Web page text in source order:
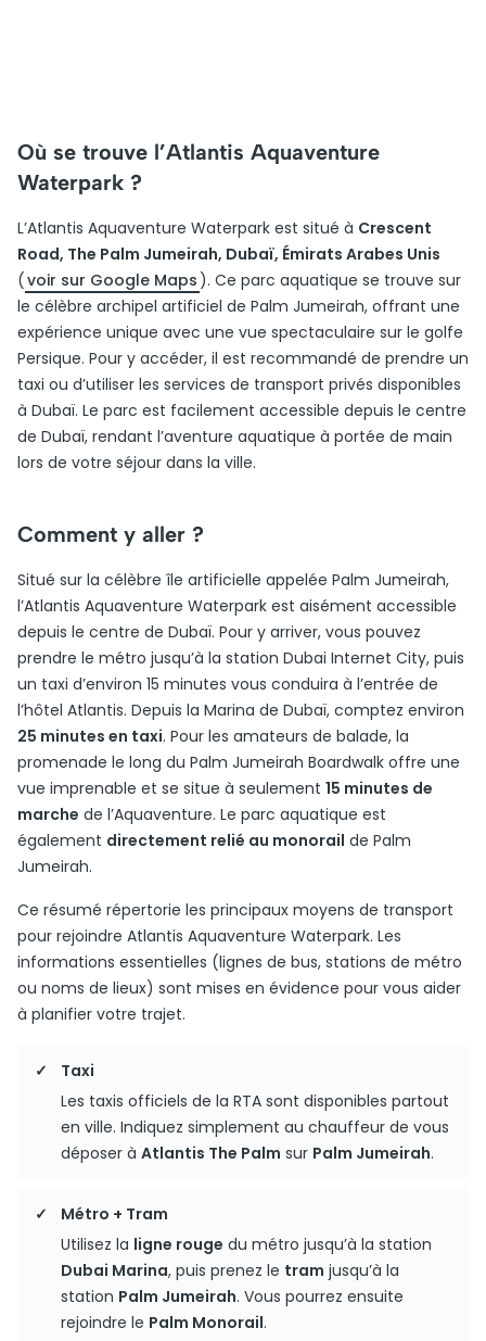
Où se trouve l’Atlantis Aquaventure
Waterpark ?
L’Atlantis Aquaventure Waterpark est situé à Crescent
Road, The Palm Jumeirah, Dubaï, Émirats Arabes Unis
(voir sur Google Maps ). Ce parc aquatique se trouve sur
le célèbre archipel artificiel de Palm Jumeirah, offrant une
expérience unique avec une vue spectaculaire sur le golfe
Persique. Pour y accéder, il est recommandé de prendre un
taxi ou d’utiliser les services de transport privés disponibles
à Dubaï. Le parc est facilement accessible depuis le centre
de Dubaï, rendant l’aventure aquatique à portée de main
lors de votre séjour dans la ville.
Comment y aller ?
Situé sur la célèbre île artificielle appelée Palm Jumeirah,
l’Atlantis Aquaventure Waterpark est aisément accessible
depuis le centre de Dubaï. Pour y arriver, vous pouvez
prendre le métro jusqu’à la station Dubai Internet City, puis
un taxi d’environ 15 minutes vous conduira à l’entrée de
l’hôtel Atlantis. Depuis la Marina de Dubaï, comptez environ
25 minutes en taxi. Pour les amateurs de balade, la
promenade le long du Palm Jumeirah Boardwalk offre une
vue imprenable et se situe à seulement 15 minutes de
marche de l’Aquaventure. Le parc aquatique est
également directement relié au monorail de Palm
Jumeirah.
Ce résumé répertorie les principaux moyens de transport
pour rejoindre Atlantis Aquaventure Waterpark. Les
informations essentielles (lignes de bus, stations de métro
ou noms de lieux) sont mises en évidence pour vous aider
à planifier votre trajet.
Taxi
Les taxis officiels de la RTA sont disponibles partout
en ville. Indiquez simplement au chauffeur de vous
déposer à Atlantis The Palm sur Palm Jumeirah.
Métro + Tram
Utilisez la ligne rouge du métro jusqu’à la station
Dubai Marina, puis prenez le tram jusqu’à la
station Palm Jumeirah. Vous pourrez ensuite
rejoindre le Palm Monorail.